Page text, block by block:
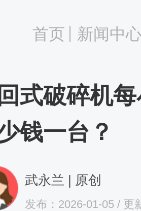
首页 新闻中心
式破碎机
钱一台？
武永兰 | 原创
发布：2026-01-05 / 更